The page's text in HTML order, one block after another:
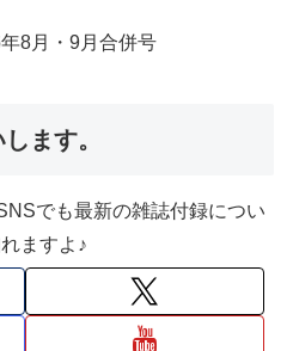
8月・9月合併号
ます。
でも最新の雑誌付録につい
ますよ♪